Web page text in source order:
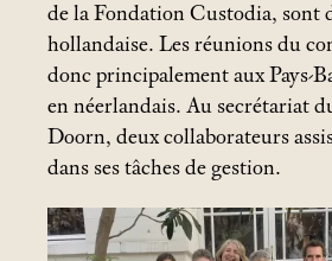
de la Fondation Custodia, sont
hollandaise. Les réunions du
donc principalement aux Pays-
en néerlandais. Au secrétariat
Doorn, deux collaborateurs
dans ses tâches de gestion.